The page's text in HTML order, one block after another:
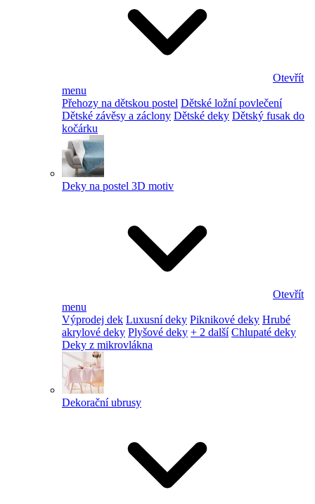
Otevřít
menu
Přehozy na dětskou postel Dětské ložní povlečení
Dětské závěsy a záclony Dětské deky Dětský fusak do
kočárku
Deky na postel 3D motiv
Otevřít
menu
Výprodej dek Luxusní deky Piknikové deky Hrubé
akrylové deky Plyšové deky + 2 další Chlupaté deky
Deky z mikrovlákna
Dekorační ubrusy